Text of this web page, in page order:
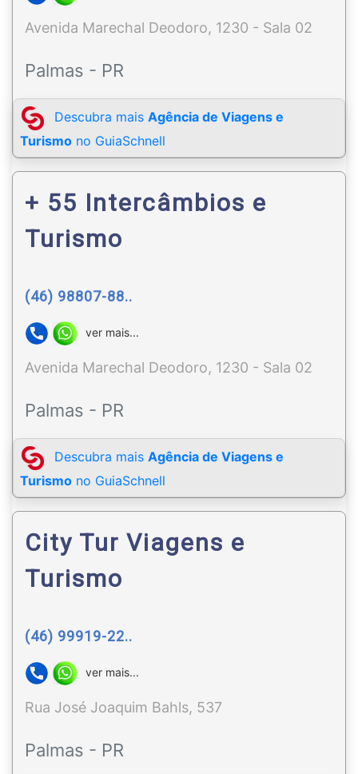
Avenida Marechal Deodoro, 1230 - Sala 02
Palmas - PR
Descubra mais Agência de Viagens e
Turismo no GuiaSchnell
+ 55 Intercâmbios e
Turismo
(46) 98807-88..
ver mais...
Avenida Marechal Deodoro, 1230 - Sala 02
Palmas - PR
Descubra mais Agência de Viagens e
Turismo no GuiaSchnell
City Tur Viagens e
Turismo
(46) 99919-22..
ver mais...
Rua José Joaquim Bahls, 537
Palmas - PR